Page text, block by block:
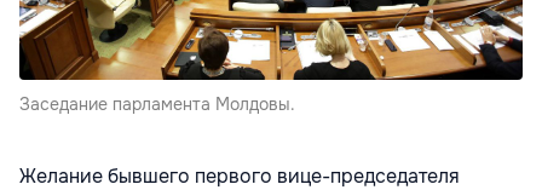
Заседание парламента Молдовы.
Желание бывшего первого вице-председателя